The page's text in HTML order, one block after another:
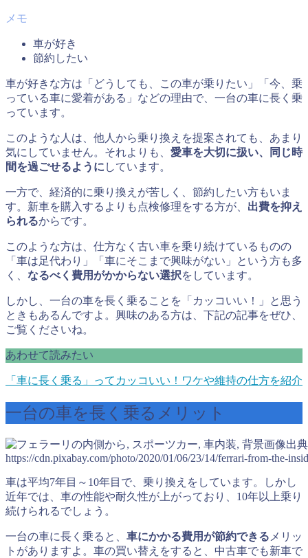
車が好き
節約したい
車が好きな方は「どうしても、この車が乗りたい」「今、乗
っている車に愛着がある」などの理由で、一台の車に長く乗
っています。
このような人は、他人から乗り換えを提案されても、あまり
気にしていません。それよりも、 愛車を大切に扱い、同じ時
間を過ごせるように しています。
一方で、経済的に乗り換えが苦しく、節約したい方もいま
す。新車を購入するよりも点検修理をする方が、 出費を抑え
られるからです。
このような方は、仕方なく古い車を乗り続けているものの
「車は足代わり」「車にそこまで興味がない」という方も多
く、 なるべく費用がかからない選択をしています。
しかし、一台の車を長く乗ることを「カッコいい！」と思う
ときもあるんですよ。興味のある方は、下記の記事をぜひ、
ご覧くださいね。
あわせて読みたい
「車に長く乗る」ってカッコいい！ワケや維持の仕方を紹介
一台の車を長く乗るメリット
出
https://cdn.pixabay.com/photo/2020/01/06/23/14/ferrari-from-the-
車は平均7年目～10年目で、乗り換えをしています。しかし
近年では、車の性能や耐久性が上がっており、10年以上乗り
続けられるでしょう。
一台の車に長く乗ると、 車にかかる費用が節約できる メリッ
トがありますよ。車の買い替えをすると、中古車でも新車で